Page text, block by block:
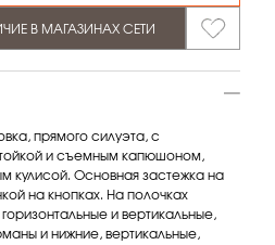
В МАГАЗИНАХ СЕТИ
прямого силуэта, с
и съемным капюшоном,
кулисой. Основная застежка на
на кнопках. На полочках
и вертикальные,
и нижние, вертикальные,